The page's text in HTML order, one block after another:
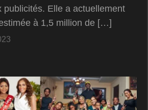
publicités. Elle a actuellement
à 1,5 million de […]